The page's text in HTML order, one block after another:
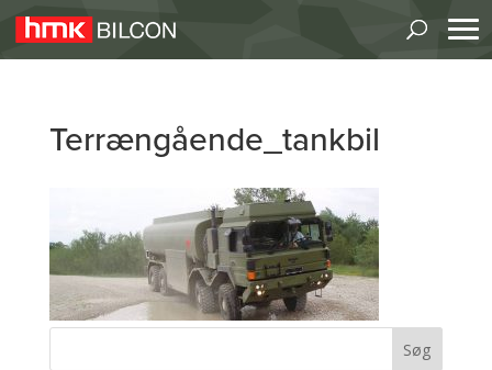
Terrængående_tankbil